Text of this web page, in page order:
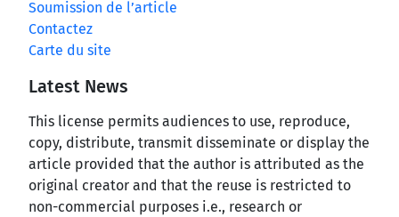
Soumission de l’article
Contactez
Carte du site
Latest News
This license permits audiences to use, reproduce,
copy, distribute, transmit disseminate or display the
article provided that the author is attributed as the
original creator and that the reuse is restricted to
non-commercial purposes i.e., research or